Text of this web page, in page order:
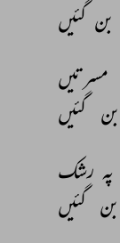
بن گئیں
مسرتیں
بن گئیں
پہ رشک
بن گئیں